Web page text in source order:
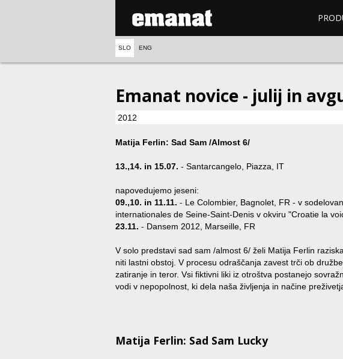
SLO ENG
Emanat novice - julij in
2012
Matija Ferlin: Sad Sam /Almost 6/
13.,14. in 15.07. - Santarcangelo, Piazza, IT
napovedujemo jeseni:
09.,10. in 11.11. - Le Colombier, Bagnolet, FR - v
internationales de Seine-Saint-Denis v okviru "Croatie la
23.11. - Dansem 2012, Marseille, FR
V solo predstavi sad sam /almost 6/ želi Matija Ferlin
niti lastni obstoj. V procesu odraščanja zavest trči ob
zatiranje in teror. Vsi fiktivni liki iz otroštva postanejo
vodi v nepopolnost, ki dela naša življenja in načine
Matija Ferlin: Sad Sam Lucky